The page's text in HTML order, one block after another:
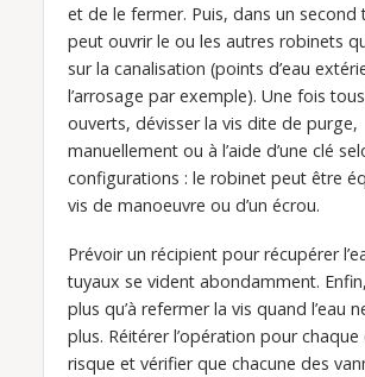
et de le fermer. Puis, dans un second
peut ouvrir le ou les autres robinets
sur la canalisation (points d’eau
l’arrosage par exemple). Une fois
ouverts, dévisser la vis dite de purge,
manuellement ou à l’aide d’une clé
configurations : le robinet peut être
vis de manoeuvre ou d’un écrou.
Prévoir un récipient pour récupérer
tuyaux se vident abondamment.
plus qu’à refermer la vis quand l’eau
plus. Réitérer l’opération pour chaque
risque et vérifier que chacune des